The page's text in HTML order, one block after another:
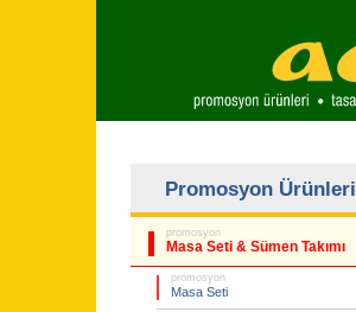
Promosyon Ürünleri
promosyon
Masa Seti & Sümen Takımı
promosyon
Masa Seti